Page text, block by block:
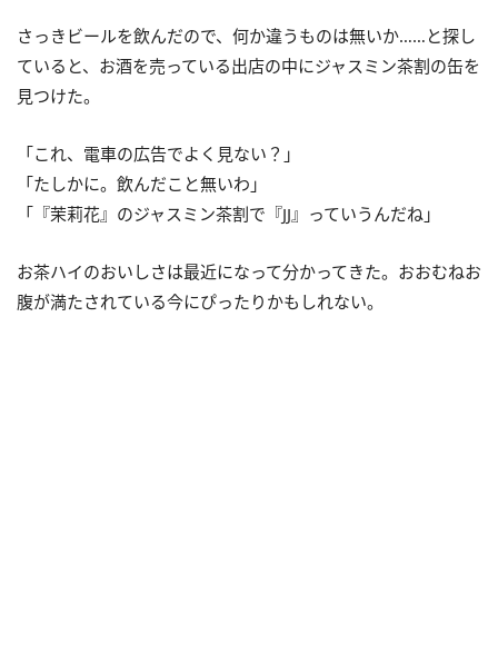
さっきビールを飲んだので、何か違うものは無いか……と探し
ていると、お酒を売っている出店の中にジャスミン茶割の缶を
見つけた。
「これ、電車の広告でよく見ない？」
「たしかに。飲んだこと無いわ」
「『茉莉花』のジャスミン茶割で『JJ』っていうんだね」
お茶ハイのおいしさは最近になって分かってきた。おおむねお
腹が満たされている今にぴったりかもしれない。